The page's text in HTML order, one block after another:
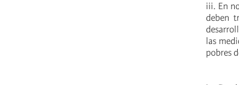
iii. En
deben
las
pobres